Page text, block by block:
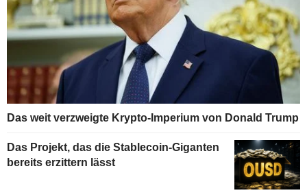
Das weit verzweigte Krypto-Imperium von Donald Trump
Das Projekt, das die Stablecoin-Giganten
bereits erzittern lässt